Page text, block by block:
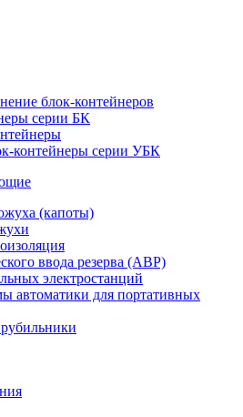
блок-контейнеров
серии БК
контейнеры серии УБК
(капоты)
ввода резерва (АВР)
электростанций
автоматики для портативных